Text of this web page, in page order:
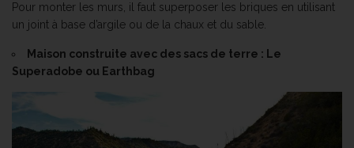
Pour monter les murs, il faut superposer les briques en utilisant
un joint à base d’argile ou de la chaux et du sable.
Maison construite avec des sacs de terre : Le
Superadobe ou Earthbag